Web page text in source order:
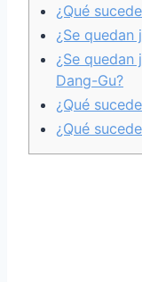
¿Qué
¿Se
¿Se quedan
Dang-Gu?
¿Qué
¿Qué